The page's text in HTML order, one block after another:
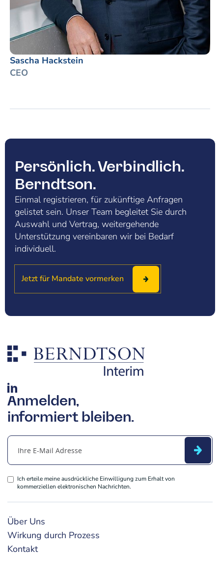
Sascha Hackstein
CEO
Persönlich. Verbindlich.
Berndtson.
Einmal registrieren, für zukünftige Anfragen
gelistet sein. Unser Team begleitet Sie durch
Auswahl und Vertrag, weitergehende
Unterstützung vereinbaren wir bei Bedarf
individuell.
Jetzt für Mandate vormerken
Anmelden,
informiert bleiben.
Ich erteile meine ausdrückliche Einwilligung zum Erhalt von
kommerziellen elektronischen Nachrichten.
Über Uns
Wirkung durch Prozess
Kontakt